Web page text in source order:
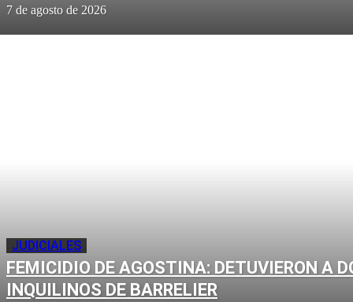
7 de agosto de 2026
JUDICIALES
FEMICIDIO DE AGOSTINA: DETUVIERON A
INQUILINOS DE BARRELIER